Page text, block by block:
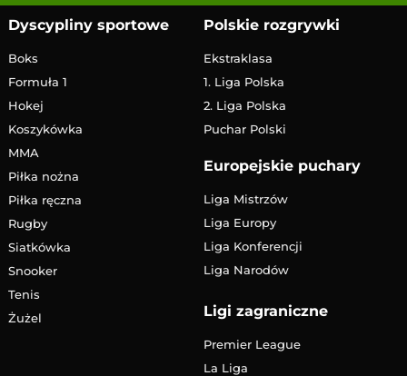
Dyscypliny sportowe
Boks
Formuła 1
Hokej
Koszykówka
MMA
Piłka nożna
Piłka ręczna
Rugby
Siatkówka
Snooker
Tenis
Żużel
Polskie rozgrywki
Ekstraklasa
1. Liga Polska
2. Liga Polska
Puchar Polski
Europejskie puchary
Liga Mistrzów
Liga Europy
Liga Konferencji
Liga Narodów
Ligi zagraniczne
Premier League
La Liga